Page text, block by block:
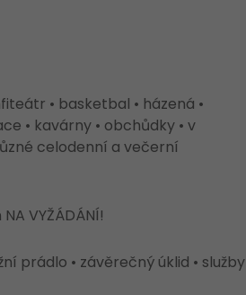
• basketbal • házená •
• kavárny • obchůdky • v
celodenní a večerní
VYŽÁDÁNÍ!
prádlo • závěrečný úklid • služby